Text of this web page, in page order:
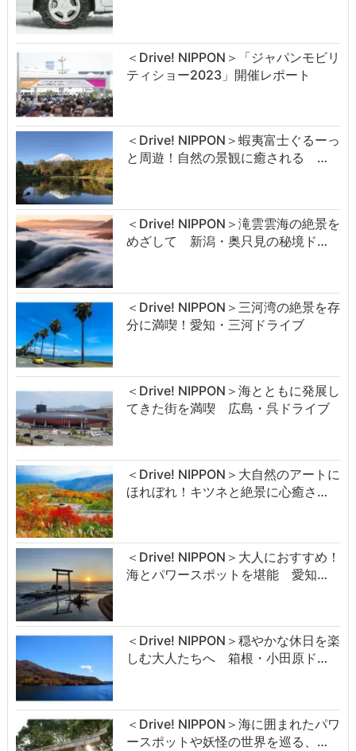
＜Drive! NIPPON＞「ジャパンモビリ
ティショー2023」開催レポート
＜Drive! NIPPON＞蝦夷富士ぐるーっ
と周遊！自然の景観に癒される …
＜Drive! NIPPON＞滝雲雲海の絶景を
めざして 新潟・奥只見の秘境ド…
＜Drive! NIPPON＞三河湾の絶景を存
分に満喫！愛知・三河ドライブ
＜Drive! NIPPON＞海とともに発展し
てきた街を満喫 広島・呉ドライブ
＜Drive! NIPPON＞大自然のアートに
ほれぼれ！キツネと絶景に心癒さ…
＜Drive! NIPPON＞大人におすすめ！
海とパワースポットを堪能 愛知…
＜Drive! NIPPON＞穏やかな休日を楽
しむ大人たちへ 箱根・小田原ド…
＜Drive! NIPPON＞海に囲まれたパワ
ースポットや妖怪の世界を巡る、…